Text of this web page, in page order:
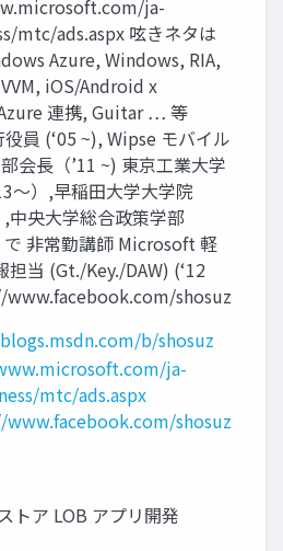
ja-
mtc/ads.aspx 呟きネタは
Azure, Windows, RIA,
iOS/Android x
連携, Guitar … 等
役員 (‘05 ~), Wipse モバイル
会長（’11 ~) 東京工業大学
～）,早稲田大学大学院
,中央大学総合政策学部
で 非常勤講師 Microsoft 軽
担当 (Gt./Key./DAW) (‘12
shosuz
b/shosuz
ja-
mtc/ads.aspx
shosuz
トア LOB アプリ開発